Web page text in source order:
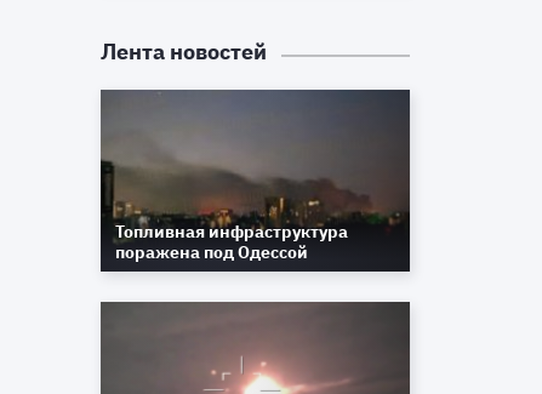
Лента новостей
Топливная инфраструктура
поражена под Одессой